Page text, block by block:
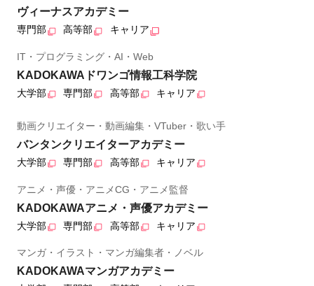
ヴィーナスアカデミー
専門部 高等部 キャリア
IT・プログラミング・AI・Web
KADOKAWAドワンゴ情報工科学院
大学部 専門部 高等部 キャリア
動画クリエイター・動画編集・VTuber・歌い手
バンタンクリエイターアカデミー
大学部 専門部 高等部 キャリア
アニメ・声優・アニメCG・アニメ監督
KADOKAWAアニメ・声優アカデミー
大学部 専門部 高等部 キャリア
マンガ・イラスト・マンガ編集者・ノベル
KADOKAWAマンガアカデミー